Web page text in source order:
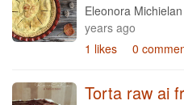
Eleonora Michielan
years ago
1 likes
0
Torta raw ai